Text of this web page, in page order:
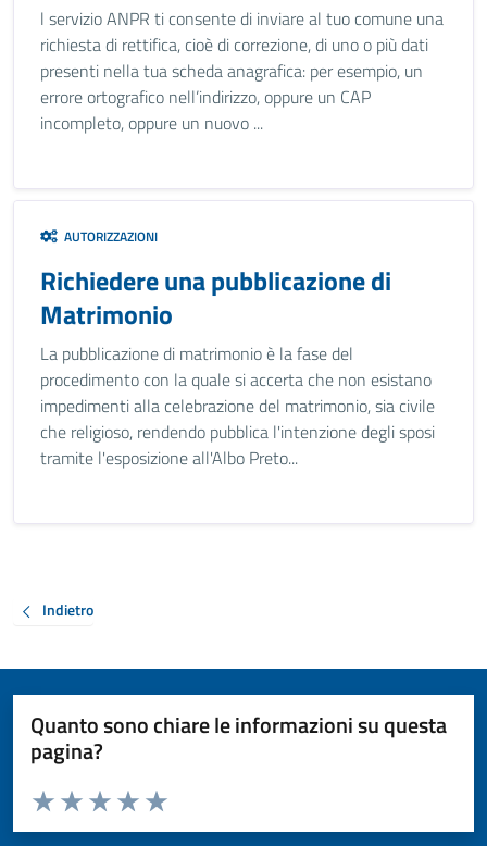
l servizio ANPR ti consente di inviare al tuo comune una
richiesta di rettifica, cioè di correzione, di uno o più dati
presenti nella tua scheda anagrafica: per esempio, un
errore ortografico nell’indirizzo, oppure un CAP
incompleto, oppure un nuovo ...
AUTORIZZAZIONI
Richiedere una pubblicazione di
Matrimonio
La pubblicazione di matrimonio è la fase del
procedimento con la quale si accerta che non esistano
impedimenti alla celebrazione del matrimonio, sia civile
che religioso, rendendo pubblica l'intenzione degli sposi
tramite l'esposizione all'Albo Preto...
Indietro
Quanto sono chiare le informazioni su questa
pagina?
Valuta da 1 a 5 stelle la pagina
Valuta 5 stelle su 5
Valuta 4 stelle su 5
Valuta 3 stelle su 5
Valuta 2 stelle su 5
Valuta 1 stelle su 5